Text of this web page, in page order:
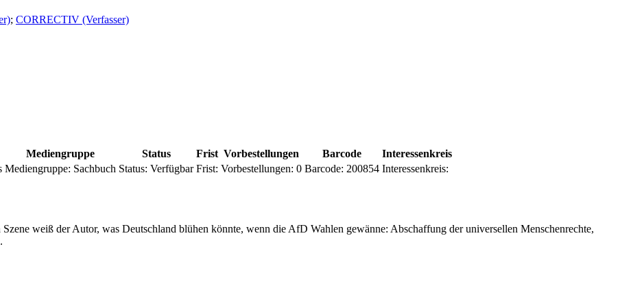
; CORRECTIV (Verfasser)
Mediengruppe Status Frist Vorbestellungen Barcode
Interessenkreis
Mediengruppe: Sachbuch Status: Verfügbar Frist: Vorbestellungen: 0 Barcode: 200854 Interessenkreis:
weiß der Autor, was Deutschland blühen könnte, wenn die AfD Wahlen gewänne: Abschaffung der universellen Menschenrechte,